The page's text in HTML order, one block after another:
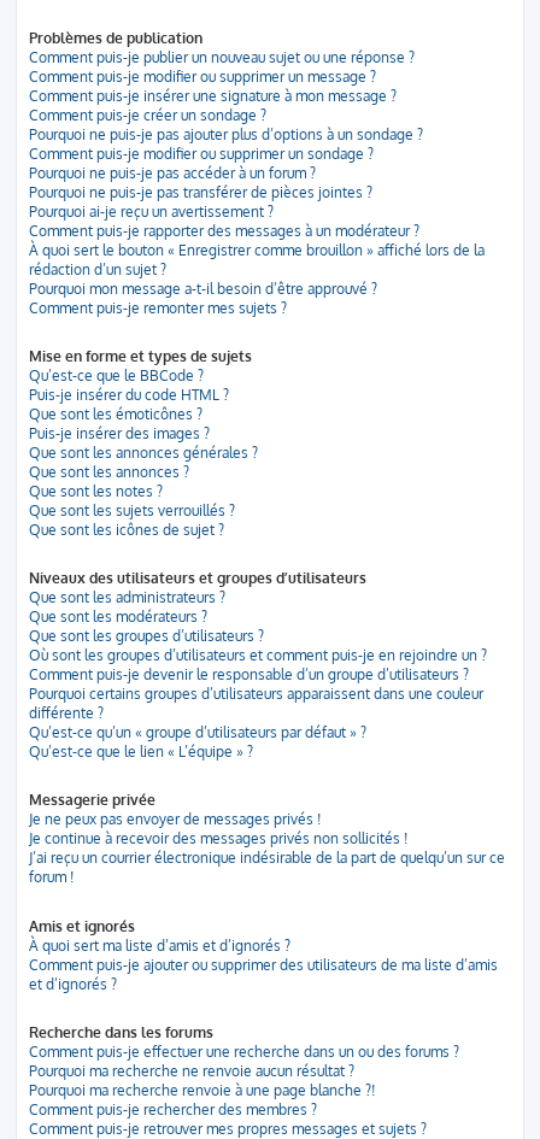
Problèmes de publication
Comment puis-je publier un nouveau sujet ou une réponse ?
Comment puis-je modifier ou supprimer un message ?
Comment puis-je insérer une signature à mon message ?
Comment puis-je créer un sondage ?
Pourquoi ne puis-je pas ajouter plus d’options à un sondage ?
Comment puis-je modifier ou supprimer un sondage ?
Pourquoi ne puis-je pas accéder à un forum ?
Pourquoi ne puis-je pas transférer de pièces jointes ?
Pourquoi ai-je reçu un avertissement ?
Comment puis-je rapporter des messages à un modérateur ?
À quoi sert le bouton « Enregistrer comme brouillon » affiché lors de la
rédaction d’un sujet ?
Pourquoi mon message a-t-il besoin d’être approuvé ?
Comment puis-je remonter mes sujets ?
Mise en forme et types de sujets
Qu’est-ce que le BBCode ?
Puis-je insérer du code HTML ?
Que sont les émoticônes ?
Puis-je insérer des images ?
Que sont les annonces générales ?
Que sont les annonces ?
Que sont les notes ?
Que sont les sujets verrouillés ?
Que sont les icônes de sujet ?
Niveaux des utilisateurs et groupes d’utilisateurs
Que sont les administrateurs ?
Que sont les modérateurs ?
Que sont les groupes d’utilisateurs ?
Où sont les groupes d’utilisateurs et comment puis-je en rejoindre un ?
Comment puis-je devenir le responsable d’un groupe d’utilisateurs ?
Pourquoi certains groupes d’utilisateurs apparaissent dans une couleur
différente ?
Qu’est-ce qu’un « groupe d’utilisateurs par défaut » ?
Qu’est-ce que le lien « L’équipe » ?
Messagerie privée
Je ne peux pas envoyer de messages privés !
Je continue à recevoir des messages privés non sollicités !
J’ai reçu un courrier électronique indésirable de la part de quelqu’un sur ce
forum !
Amis et ignorés
À quoi sert ma liste d’amis et d’ignorés ?
Comment puis-je ajouter ou supprimer des utilisateurs de ma liste d’amis
et d’ignorés ?
Recherche dans les forums
Comment puis-je effectuer une recherche dans un ou des forums ?
Pourquoi ma recherche ne renvoie aucun résultat ?
Pourquoi ma recherche renvoie à une page blanche ?!
Comment puis-je rechercher des membres ?
Comment puis-je retrouver mes propres messages et sujets ?